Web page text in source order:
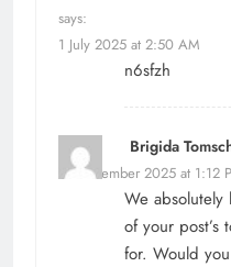
says:
1 July 2025 at 2:50 AM
n6sfzh
Brigida
16 December 2025 at 1:12
We
of your post’s
for. Would